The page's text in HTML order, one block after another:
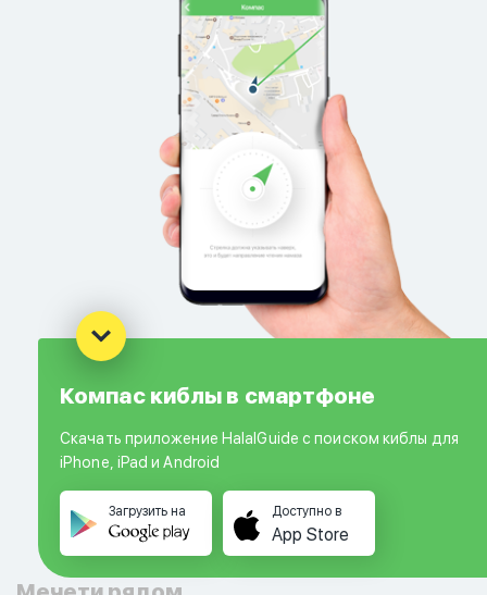
Компас киблы в смартфоне
Скачать приложение HalalGuide с поиском киблы для
iPhone, iPad и Android
Загрузить на Доступно в
App Store